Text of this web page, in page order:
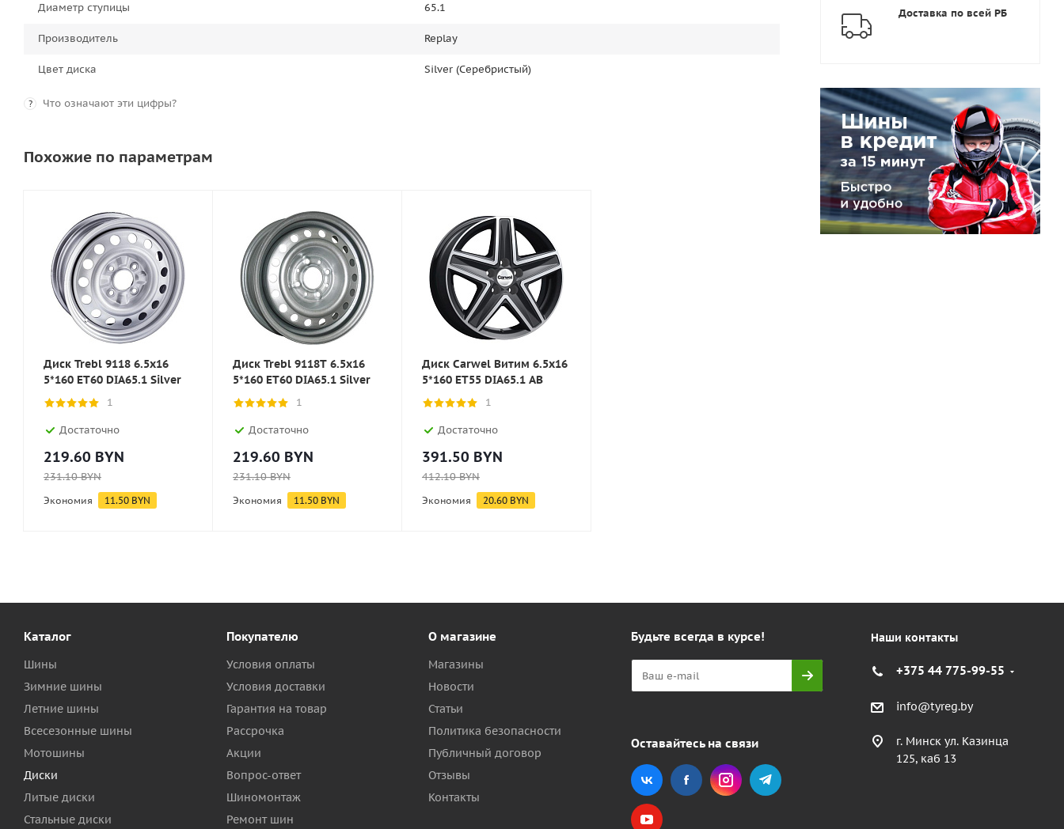
Диаметр ступицы 65.1
Производитель Replay
Цвет диска Silver (Серебристый)
? Что означают эти цифры?
Похожие по параметрам
Диск Trebl 9118 6.5x16
5*160 ET60 DIA65.1 Silver
1
Достаточно
219.60 BYN
231.10BYN
Экономия 11.50 BYN
Диск Trebl 9118T 6.5x16
5*160 ET60 DIA65.1 Silver
1
Достаточно
219.60 BYN
231.10BYN
Экономия 11.50 BYN
Диск Carwel Витим 6.5x16
5*160 ET55 DIA65.1 AB
1
Достаточно
391.50 BYN
412.10BYN
Экономия 20.60 BYN
Доставка по всей РБ
Каталог
Шины
Зимние шины
Летние шины
Всесезонные шины
Мотошины
Диски
Литые диски
Стальные диски
Покупателю
Условия оплаты
Условия доставки
Гарантия на товар
Рассрочка
Акции
Вопрос-ответ
Шиномонтаж
Ремонт шин
О магазине
Магазины
Новости
Статьи
Политика безопасности
Публичный договор
Отзывы
Контакты
Будьте всегда в курсе!
Оставайтесь на связи
Наши контакты
+375 44 775-99-55
info@tyreg.by
г. Минск ул. Казинца
125, каб 13